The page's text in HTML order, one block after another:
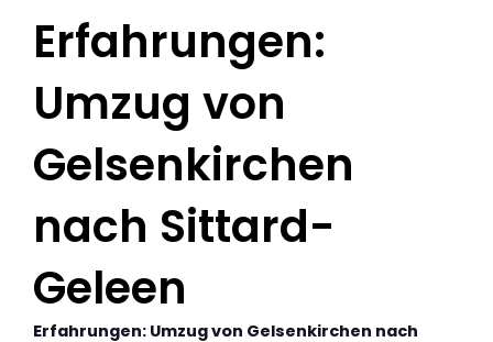
Erfahrungen:
Umzug von
Gelsenkirchen
nach Sittard-
Geleen
Erfahrungen: Umzug von Gelsenkirchen nach